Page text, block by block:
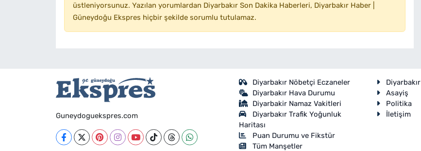
üstleniyorsunuz. Yazılan yorumlardan Diyarbakır Son Dakika Haberleri, Diyarbakır Haber |
Güneydoğu Ekspres hiçbir şekilde sorumlu tutulamaz.
Guneydoguekspres.com
Diyarbakır Nöbetçi Eczaneler
Diyarbakır Hava Durumu
Diyarbakir Namaz Vakitleri
Diyarbakır Trafik Yoğunluk
Haritası
Puan Durumu ve Fikstür
Tüm Manşetler
Diyarbakır
Asayiş
Politika
İletişim